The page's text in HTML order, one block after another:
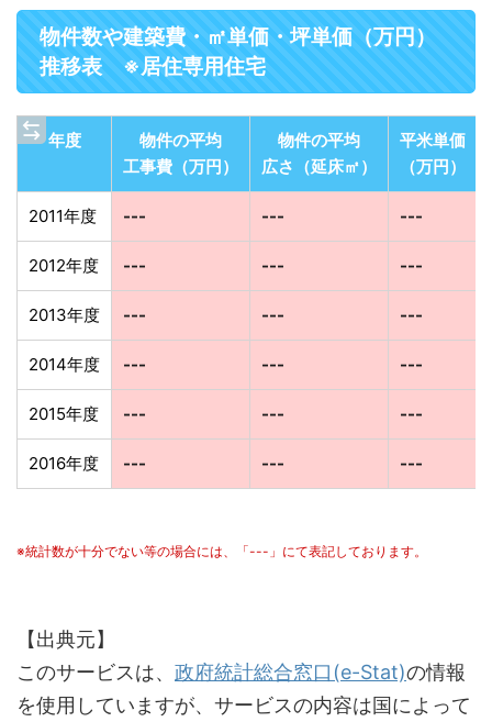
物件数や建築費・㎡単価・坪単価（万円）
推移表 ※居住専用住宅
年度
物件の平均
工事費（万円）
物件の平均
広さ（延床㎡）
平米単価
（万円）
2011年度 --- --- ---
2012年度 --- --- ---
2013年度 --- --- ---
2014年度 --- --- ---
2015年度 --- --- ---
2016年度 --- --- ---
※統計数が十分でない等の場合には、「---」にて表記しております。
【出典元】
このサービスは、 政府統計総合窓口(e-Stat)の情報
を使用していますが、サービスの内容は国によって